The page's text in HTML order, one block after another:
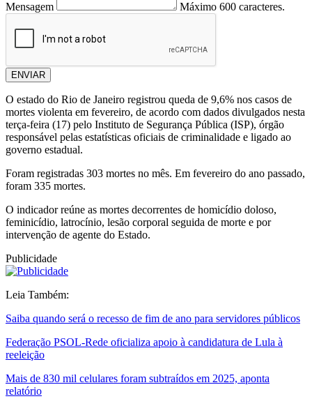
Mensagem Máximo 600 caracteres.
ENVIAR
O estado do Rio de Janeiro registrou queda de 9,6% nos casos de
mortes violenta em fevereiro, de acordo com dados divulgados nesta
terça-feira (17) pelo Instituto de Segurança Pública (ISP), órgão
responsável pelas estatísticas oficiais de criminalidade e ligado ao
governo estadual.
Foram registradas 303 mortes no mês. Em fevereiro do ano passado,
foram 335 mortes.
O indicador reúne as mortes decorrentes de homicídio doloso,
feminicídio, latrocínio, lesão corporal seguida de morte e por
intervenção de agente do Estado.
Publicidade
Leia Também:
Saiba quando será o recesso de fim de ano para servidores públicos
Federação PSOL-Rede oficializa apoio à candidatura de Lula à
reeleição
Mais de 830 mil celulares foram subtraídos em 2025, aponta
relatório